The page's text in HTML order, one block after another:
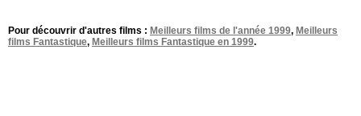
Pour découvrir d'autres films : Meilleurs films de l'année 1999, Meilleurs
films Fantastique, Meilleurs films Fantastique en 1999.